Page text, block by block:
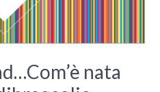
nata